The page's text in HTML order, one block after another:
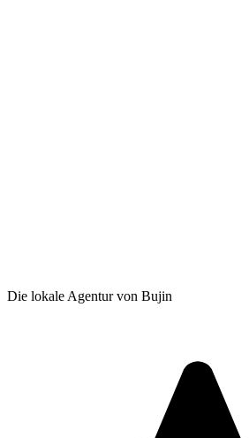
Die lokale Agentur von Bujin